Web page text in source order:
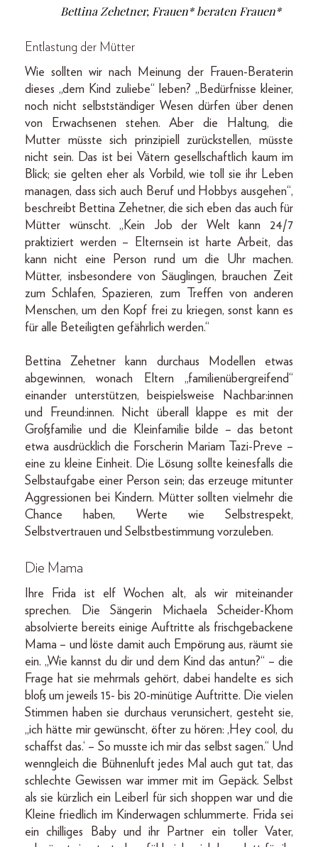
Bettina Zehetner, Frauen* beraten Frauen*
Entlastung der Mütter
Wie sollten wir nach Meinung der Frauen-Beraterin
dieses „dem Kind zuliebe“ leben? „Bedürfnisse kleiner,
noch nicht selbstständiger Wesen dürfen über denen
von Erwachsenen stehen. Aber die Haltung, die
Mutter müsste sich prinzipiell zurückstellen, müsste
nicht sein. Das ist bei Vätern gesellschaftlich kaum im
Blick; sie gelten eher als Vorbild, wie toll sie ihr Leben
managen, dass sich auch Beruf und Hobbys ausgehen“,
beschreibt Bettina Zehetner, die sich eben das auch für
Mütter wünscht. „Kein Job der Welt kann 24/7
praktiziert werden – Elternsein ist harte Arbeit, das
kann nicht eine Person rund um die Uhr machen.
Mütter, insbesondere von Säuglingen, brauchen Zeit
zum Schlafen, Spazieren, zum Treffen von anderen
Menschen, um den Kopf frei zu kriegen, sonst kann es
für alle Beteiligten gefährlich werden.“
Bettina Zehetner kann durchaus Modellen etwas
abgewinnen, wonach Eltern „familienübergreifend“
einander unterstützen, beispielsweise Nachbar:innen
und Freund:innen. Nicht überall klappe es mit der
Großfamilie und die Kleinfamilie bilde – das betont
etwa ausdrücklich die Forscherin Mariam Tazi-Preve –
eine zu kleine Einheit. Die Lösung sollte keinesfalls die
Selbstaufgabe einer Person sein; das erzeuge mitunter
Aggressionen bei Kindern. Mütter sollten vielmehr die
Chance haben, Werte wie Selbstrespekt,
Selbstvertrauen und Selbstbestimmung vorzuleben.
Die Mama
Ihre Frida ist elf Wochen alt, als wir miteinander
sprechen. Die Sängerin Michaela Scheider-Khom
absolvierte bereits einige Auftritte als frischgebackene
Mama – und löste damit auch Empörung aus, räumt sie
ein. „Wie kannst du dir und dem Kind das antun?“ – die
Frage hat sie mehrmals gehört, dabei handelte es sich
bloß um jeweils 15- bis 20-minütige Auftritte. Die vielen
Stimmen haben sie durchaus verunsichert, gesteht sie,
„ich hätte mir gewünscht, öfter zu hören: ,Hey cool, du
schaffst das.‘ – So musste ich mir das selbst sagen.“ Und
wenngleich die Bühnenluft jedes Mal auch gut tat, das
schlechte Gewissen war immer mit im Gepäck. Selbst
als sie kürzlich ein Leiberl für sich shoppen war und die
Kleine friedlich im Kinderwagen schlummerte. Frida sei
ein chilliges Baby und ihr Partner ein toller Vater,